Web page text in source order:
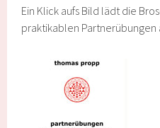
Ein Klick aufs Bild lädt die
praktikablen Partnerübungen